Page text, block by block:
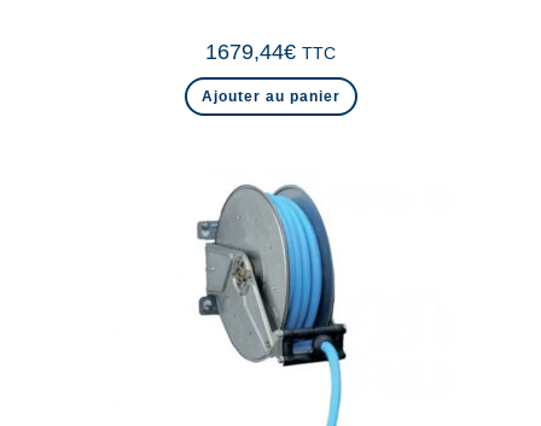
1679,44€ TTC
Ajouter au panier